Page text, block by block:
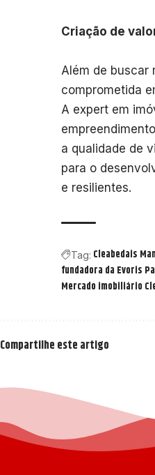
Criação de
Além de buscar
comprometida
A expert em
a qualidade de
para o
e resilientes.
Tag: Cleabedais
fundadora da Evoris
Mercado imobiliário
Compartilhe este artigo